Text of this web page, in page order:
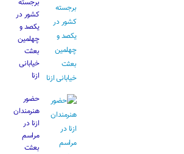
برجسته
کشور در
یکصد و
چهلمین
بعثت
خیابانی
ازنا
حضور
هنرمندان
ازنا در
مراسم
بعثت